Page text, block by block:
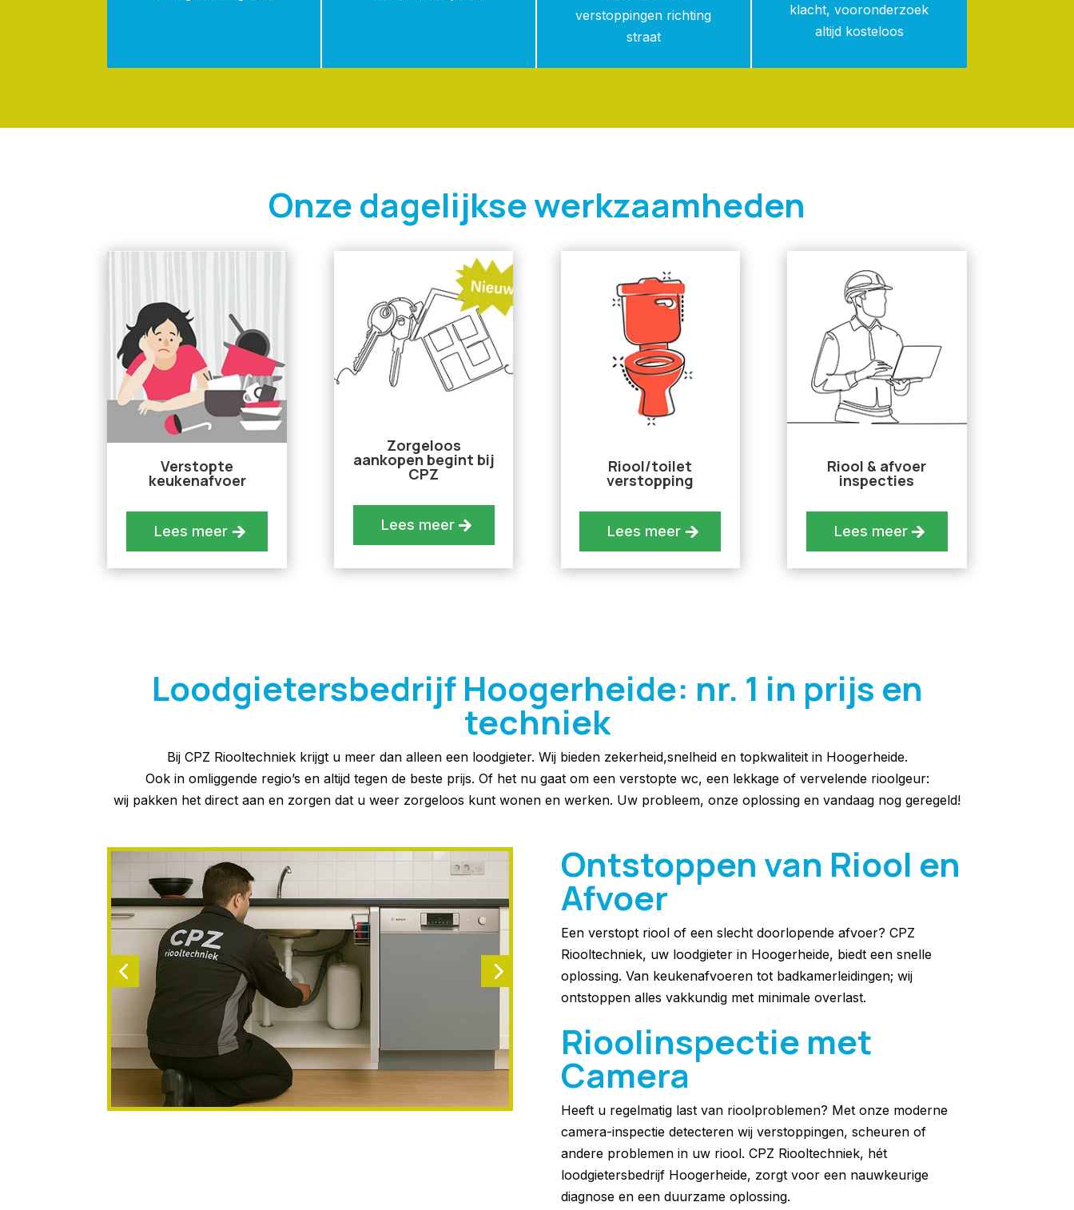
verstoppingen richting
straat
klacht, vooronderzoek
altijd kosteloos
Onze dagelijkse werkzaamheden
Verstopte
keukenafvoer
Lees meer
Zorgeloos
aankopen begint bij
CPZ
Lees meer
Riool/toilet
verstopping
Lees meer
Riool & afvoer
inspecties
Lees meer
Loodgietersbedrijf Hoogerheide: nr. 1 in prijs en
techniek
Bij CPZ Riooltechniek krijgt u meer dan alleen een loodgieter. Wij bieden zekerheid,snelheid en topkwaliteit in Hoogerheide.
Ook in omliggende regio’s en altijd tegen de beste prijs. Of het nu gaat om een verstopte wc, een lekkage of vervelende rioolgeur:
wij pakken het direct aan en zorgen dat u weer zorgeloos kunt wonen en werken. Uw probleem, onze oplossing en vandaag nog geregeld!
Ontstoppen van Riool en
Afvoer
Een verstopt riool of een slecht doorlopende afvoer? CPZ
Riooltechniek, uw loodgieter in Hoogerheide, biedt een snelle
oplossing. Van keukenafvoeren tot badkamerleidingen; wij
ontstoppen alles vakkundig met minimale overlast.
Rioolinspectie met
Camera
Heeft u regelmatig last van rioolproblemen? Met onze moderne
camera-inspectie detecteren wij verstoppingen, scheuren of
andere problemen in uw riool. CPZ Riooltechniek, hét
loodgietersbedrijf Hoogerheide, zorgt voor een nauwkeurige
diagnose en een duurzame oplossing.